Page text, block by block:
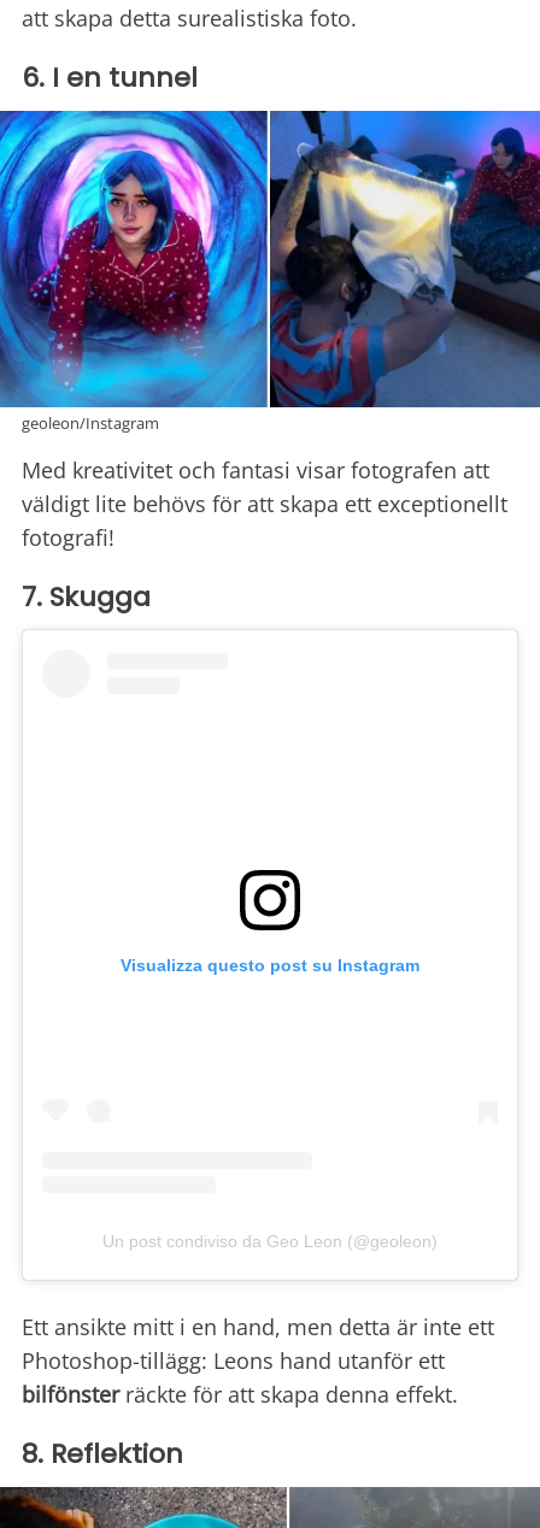
att skapa detta surealistiska foto.
6. I en tunnel
geoleon/Instagram
Med kreativitet och fantasi visar fotografen att
väldigt lite behövs för att skapa ett exceptionellt
fotografi!
7. Skugga
Visualizza questo post su Instagram
Un post condiviso da Geo Leon (@geoleon)
Ett ansikte mitt i en hand, men detta är inte ett
Photoshop-tillägg: Leons hand utanför ett
bilfönsterräckte för att skapa denna effekt.
8. Reflektion